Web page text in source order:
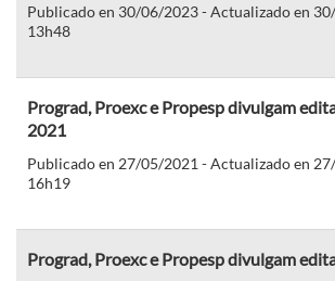
Publicado en 30/06/2023 - Actualizado en
13h48
Prograd, Proexc e Propesp divulgam
2021
Publicado en 27/05/2021 - Actualizado en
16h19
Prograd, Proexc e Propesp divulgam